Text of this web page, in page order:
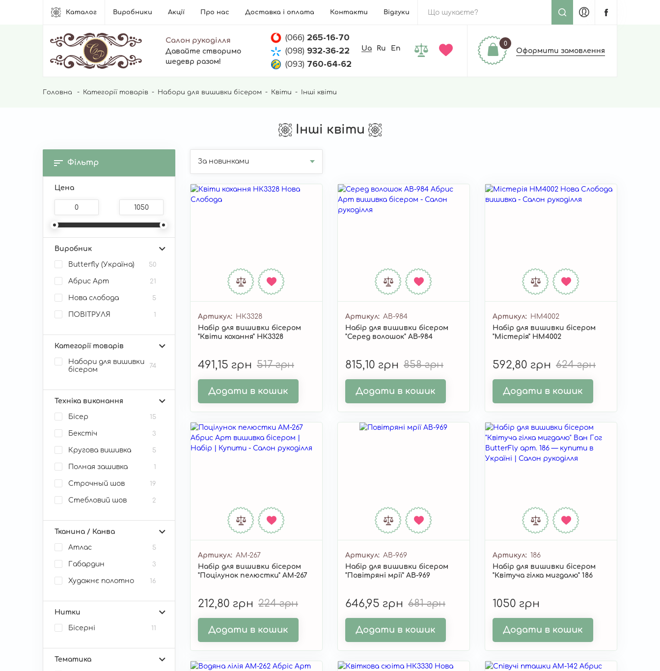
Каталог
Основна
Виробники Акції Про нас Доставка і оплата Контакти Відгуки
Салон рукоділля
Давайте створимо
шедевр разом!
(066) 265-16-70
(098) 932-36-22
(093) 760-64-62
Ua Ru En
0
Оформити замовлення
Рядок
Головна Категорії товарів Набори для вишивки бісером Квіти Інші квіти
Інші квіти
Артикул
НК3328
Набір для вишивки бісером
"Квіти кохання" НК3328
491,15 грн 517 грн
Додати в кошик
Артикул
AB-984
Набір для вишивки бісером
"Серед волошок" AB-984
815,10 грн 858 грн
Додати в кошик
Артикул
НМ4002
Набір для вишивки бісером
"Містерія" НМ4002
592,80 грн 624 грн
Додати в кошик
Артикул
AM-267
Набір для вишивки бісером
"Поцілунок пелюстки" AM-267
212,80 грн 224 грн
Додати в кошик
Артикул
AB-969
Набір для вишивки бісером
"Повітряні мрії" AB-969
646,95 грн 681 грн
Додати в кошик
Артикул
186
Набір для вишивки бісером
"Квітуча гілка мигдалю" 186
1050 грн
Додати в кошик
Фільтр
Цена
Виробник
Butterfly (Україна) 50
Абрис Арт 21
Нова слобода 5
ПОВІТРУЛЯ 1
Категорії товарів
Набори для вишивки
бісером
74
Техніка виконання
Бісер 15
Бекстіч 3
Кругова вишивка 5
Полная зашивка 1
Строчный шов 19
Стебловий шов 2
Тканина / Канва
Атлас 5
Габардин 3
Художнє полотно 16
Нитки
Бісерні 11
Тематика